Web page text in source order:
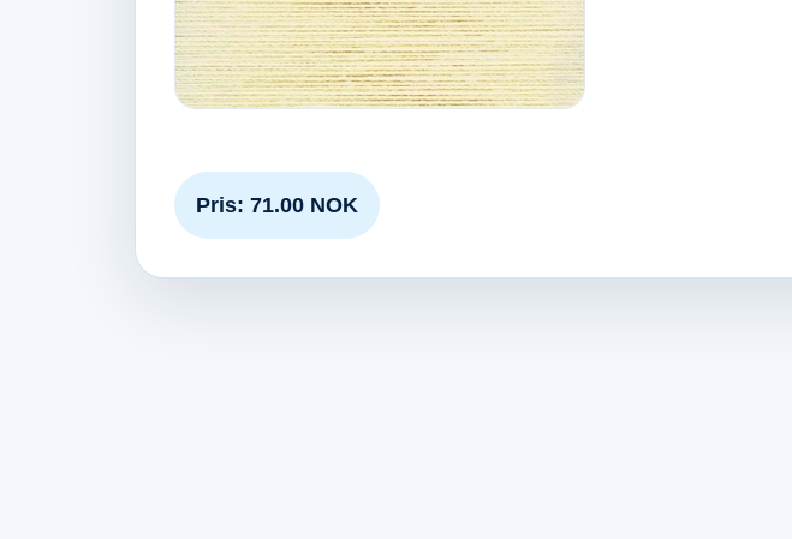
Pris: 71.00 NOK